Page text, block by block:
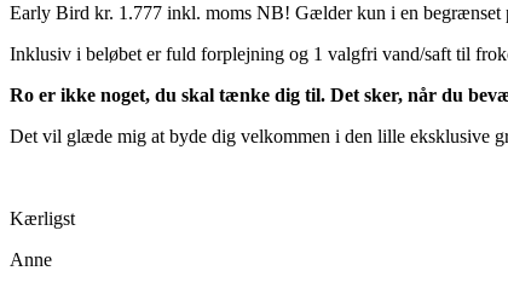
Early Bird kr. 1.777 inkl. moms NB! Gælder kun i en begrænset
Inklusiv i beløbet er fuld forplejning og 1 valgfri vand/saft til
Ro er ikke noget, du skal tænke dig til. Det sker, når du
Det vil glæde mig at byde dig velkommen i den lille eksklusive
Kærligst
Anne